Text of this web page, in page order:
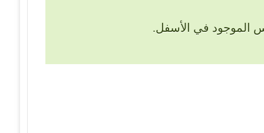
الموجود في الأسفل.